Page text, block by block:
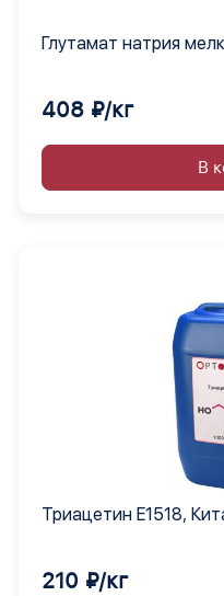
Глутамат натрия
408 ₽/кг
В
Триацетин E1518,
210 ₽/кг